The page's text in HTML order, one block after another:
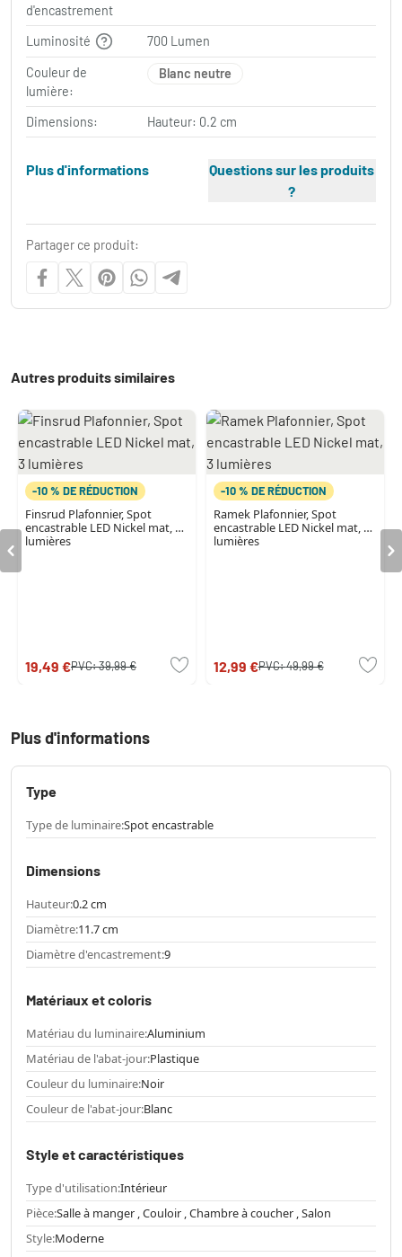
d'encastrement
Luminosité 700 Lumen
Couleur de
lumière:
Blanc neutre
Dimensions: Hauteur: 0.2 cm
Plus d'informations
Questions sur les produits
?
Partager ce produit:
Autres produits similaires
-10 % DE RÉDUCTION
Finsrud Plafonnier, Spot
encastrable LED Nickel mat, 3
lumières
19,49 €PVC:39,99 €
-10 % DE RÉDUCTION
Ramek Plafonnier, Spot
encastrable LED Nickel mat, 3
lumières
12,99 €PVC:49,99 €
Plus d'informations
Type
Type de luminaire:Spot encastrable
Dimensions
Hauteur:0.2 cm
Diamètre:11.7 cm
Diamètre d'encastrement:9
Matériaux et coloris
Matériau du luminaire:Aluminium
Matériau de l'abat-jour:Plastique
Couleur du luminaire:Noir
Couleur de l'abat-jour:Blanc
Style et caractéristiques
Type d'utilisation:Intérieur
Pièce:Salle à manger , Couloir , Chambre à coucher , Salon
Style:Moderne